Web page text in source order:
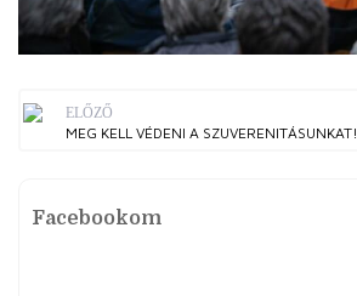
ELŐZŐ
MEG KELL VÉDENI A SZUVERENITÁSUNKAT!
Facebookom